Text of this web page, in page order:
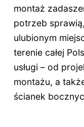
montaż
potrzeb
ulubionym
terenie całej
usługi – od
montażu, a
ścianek